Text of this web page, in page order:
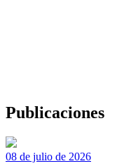
Publicaciones
08 de julio de 2026